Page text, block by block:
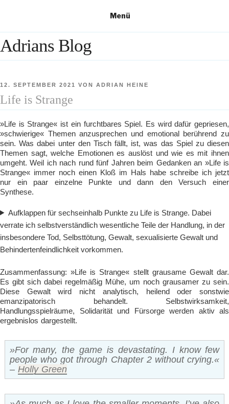
Menü
Adrians Blog
VERÖFFENTLICHT
AM
12. SEPTEMBER 2021 VON ADRIAN HEINE
Life is Strange
»Life is Strange« ist ein furchtbares Spiel. Es wird dafür gepriesen,
»schwierige« Themen anzusprechen und emotional berührend zu
sein. Was dabei unter den Tisch fällt, ist, was das Spiel zu diesen
Themen sagt, welche Emotionen es auslöst und wie es mit ihnen
umgeht. Weil ich nach rund fünf Jahren beim Gedanken an »Life is
Strange« immer noch einen Kloß im Hals habe schreibe ich jetzt
nur ein paar einzelne Punkte und dann den Versuch einer
Synthese.
Aufklappen für sechseinhalb Punkte zu Life is Strange. Dabei
verrate ich selbstverständlich wesentliche Teile der Handlung, in der
insbesondere Tod, Selbsttötung, Gewalt, sexualisierte Gewalt und
Behindertenfeindlichkeit vorkommen.
Zusammenfassung: »Life is Strange« stellt grausame Gewalt dar.
Es gibt sich dabei regelmäßig Mühe, um noch grausamer zu sein.
Diese Gewalt wird nicht analytisch, heilend oder sonstwie
emanzipatorisch behandelt. Selbstwirksamkeit,
Handlungsspielräume, Solidarität und Fürsorge werden aktiv als
ergebnislos dargestellt.
»For many, the game is devastating. I know few
people who got through Chapter 2 without crying.«
– Holly Green